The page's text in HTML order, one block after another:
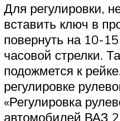
Для регулировки,
вставить ключ в
повернуть на 10-15
часовой стрелки.
подожмется к
регулировке
«Регулировка
автомобилей ВАЗ